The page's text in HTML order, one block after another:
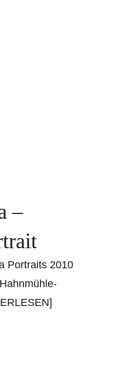
–
Portraits 2010